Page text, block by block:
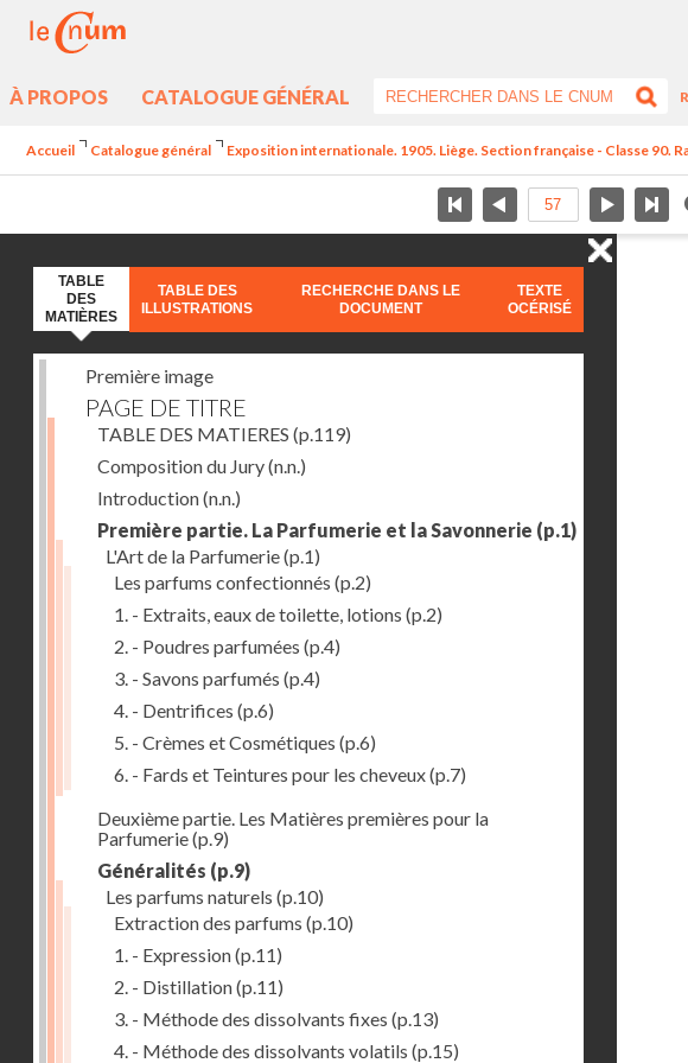
À PROPOS CATALOGUE GÉNÉRAL
Accueil Catalogue général Exposition internationale. 1905. Liège. Section française - Classe 90.
TABLE
DES
MATIÈRES
TABLE DES
ILLUSTRATIONS
RECHERCHE DANS LE
DOCUMENT
TEXTE
OCÉRISÉ
Première image
PAGE DE TITRE
TABLE DES MATIERES (p.119)
Composition du Jury(n.n.)
Introduction(n.n.)
Première partie. La Parfumerie et la Savonnerie (p.1)
L'Art de la Parfumerie(p.1)
Les parfums confectionnés (p.2)
1. - Extraits, eaux de toilette, lotions (p.2)
2. - Poudres parfumées (p.4)
3. - Savons parfumés (p.4)
4. - Dentrifices (p.6)
5. - Crèmes et Cosmétiques (p.6)
6. - Fards et Teintures pour les cheveux(p.7)
Deuxième partie. Les Matières premières pour la
Parfumerie(p.9)
Généralités (p.9)
Les parfums naturels (p.10)
Extraction des parfums (p.10)
1. - Expression(p.11)
2. - Distillation(p.11)
3. - Méthode des dissolvants fixes (p.13)
4. - Méthode des dissolvants volatils (p.15)